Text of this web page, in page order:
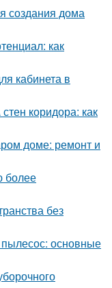
создания дома
как
кабинета в
коридора: как
доме: ремонт и
более
без
основные